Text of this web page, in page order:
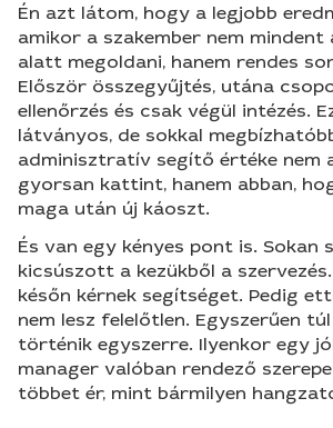
Én azt látom, hogy a legjobb
amikor a szakember nem mindent
alatt megoldani, hanem rendes
Először összegyűjtés, utána
ellenőrzés és csak végül intézés.
látványos, de sokkal
adminisztratív segítő értéke nem
gyorsan kattint, hanem abban,
maga után új káoszt.
És van egy kényes pont is. Sokan
kicsúszott a kezükből a
későn kérnek segítséget. Pedig
nem lesz felelőtlen. Egyszerűen
történik egyszerre. Ilyenkor egy
manager valóban rendező
többet ér, mint bármilyen